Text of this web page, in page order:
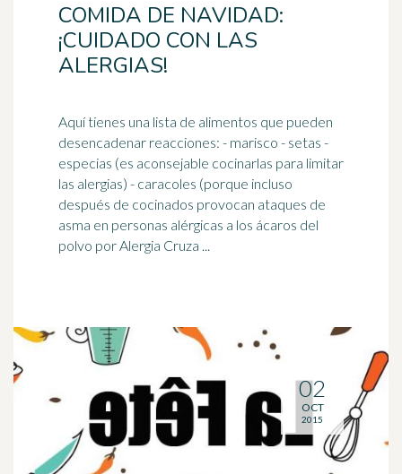
COMIDA DE NAVIDAD:
¡CUIDADO CON LAS
ALERGIAS!
Aquí tienes una lista de alimentos que pueden
desencadenar reacciones: - marisco - setas -
especias (es aconsejable cocinarlas para limitar
las alergias) - caracoles (porque incluso
después de cocinados provocan ataques de
asma en personas alérgicas a los ácaros del
polvo por Alergia Cruza ...
02
OCT
2015